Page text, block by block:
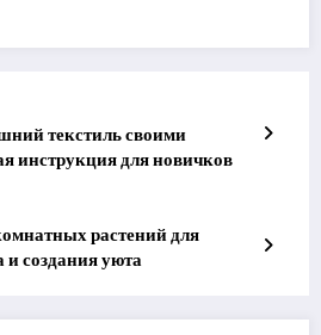
текстиль своими
инструкция для новичков
растений для
создания уюта